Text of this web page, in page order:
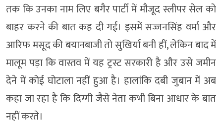
तक कि उनका नाम लिए बगैर पार्टी में मौजूद स्लीपर सेल को
बाहर करने की बात कह दी गई। इसमें सज्जनसिंह वर्मा और
आरिफ मसूद की बयानबाजी तो सुखिर्या बनी हीं, लेकिन बाद में
मालूम पड़ा कि वास्तव में यह ट्रस्ट सरकारी है और उसे जमीन
देने में कोई घोटाला नहीं हुआ है। हालांकि दबी जुबान में अब
कहा जा रहा है कि दिग्गी जैसे नेता कभी बिना आधार के बात
नहीं करते।